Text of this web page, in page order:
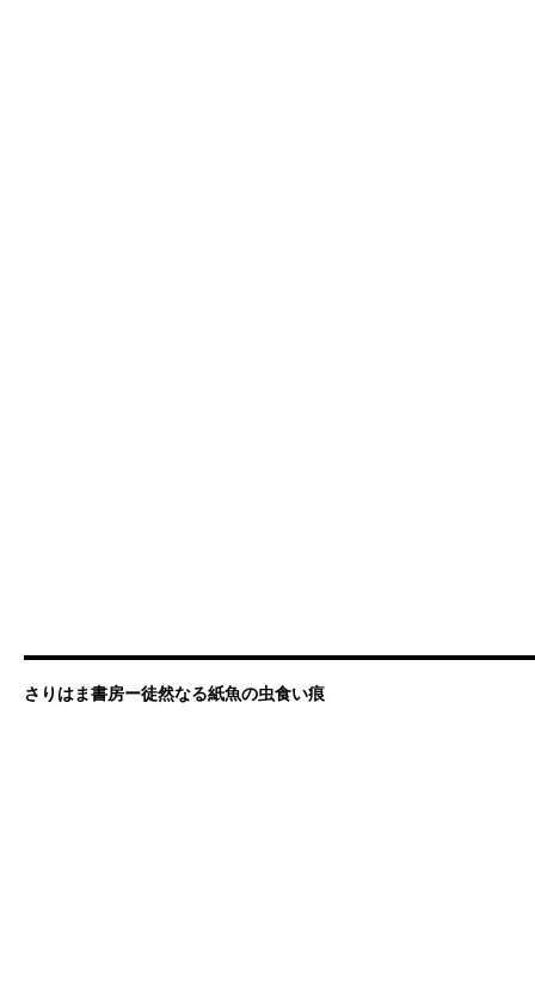
さりはま書房ー徒然なる紙魚の虫食い痕